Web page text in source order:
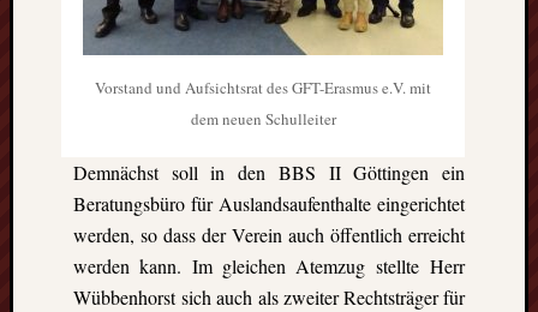
Vorstand und Aufsichtsrat des GFT-Erasmus e.V. mit
dem neuen Schulleiter
Demnächst soll in den BBS II Göttingen ein
Beratungsbüro für Auslandsaufenthalte eingerichtet
werden, so dass der Verein auch öffentlich erreicht
werden kann. Im gleichen Atemzug stellte Herr
Wübbenhorst sich auch als zweiter Rechtsträger für